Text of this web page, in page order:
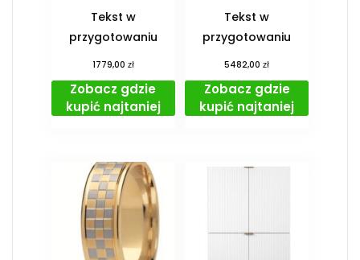
Tekst w
przygotowaniu
1779,00 zł
Zobacz gdzie
kupić najtaniej
Tekst w
przygotowaniu
5482,00zł
Zobacz gdzie
kupić najtaniej